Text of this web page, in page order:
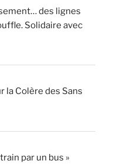
des lignes
Solidaire avec
la Colère des Sans
par un bus »